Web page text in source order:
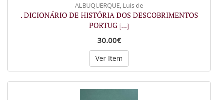
ALBUQUERQUE, Luis de
. DICIONÁRIO DE HISTÓRIA DOS DESCOBRIMENTOS
PORTUG [...]
30.00€
Ver Item